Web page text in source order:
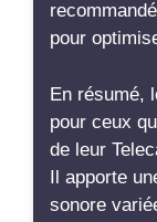
Voir la
.